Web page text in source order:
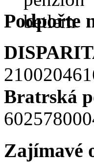
Podpořte
Bratrská
Zajímavé